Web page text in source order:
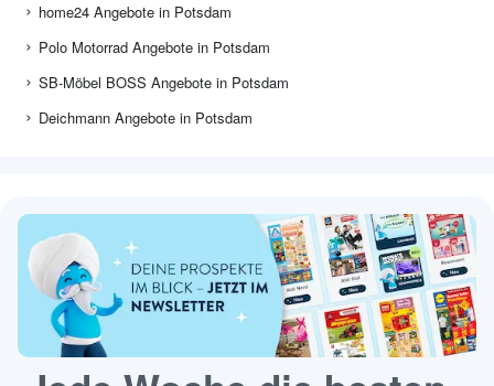
home24 Angebote in Potsdam
Polo Motorrad Angebote in Potsdam
SB-Möbel BOSS Angebote in Potsdam
Deichmann Angebote in Potsdam